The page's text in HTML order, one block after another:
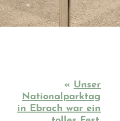
« Unser
Nationalparktag
in Ebrach war ein